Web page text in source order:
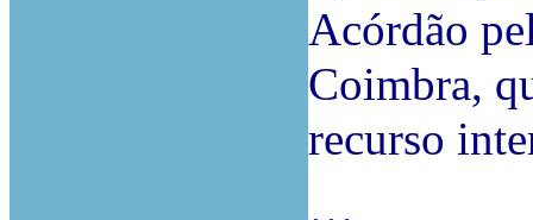
Acórdão
Coimbra,
recurso
…